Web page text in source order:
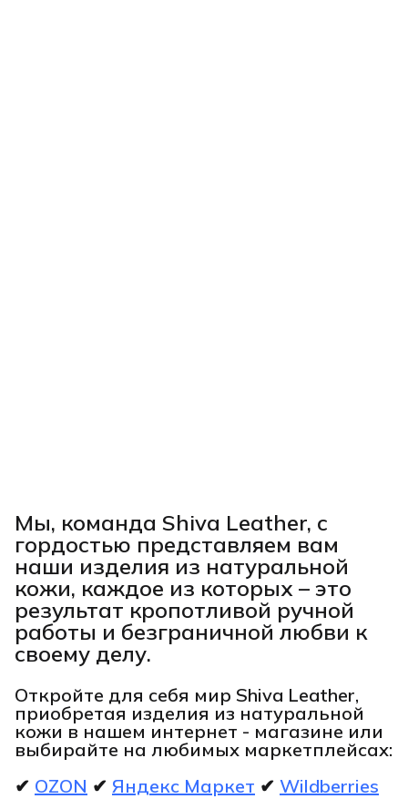
Мы, команда Shiva Leather, с
гордостью представляем вам
наши изделия из натуральной
кожи, каждое из которых – это
результат кропотливой ручной
работы и безграничной любви к
своему делу.
Откройте для себя мир Shiva Leather,
приобретая изделия из натуральной
кожи в нашем интернет - магазине или
выбирайте на любимых маркетплейсах:
✔ OZON ✔ Яндекс Маркет ✔ Wildberries